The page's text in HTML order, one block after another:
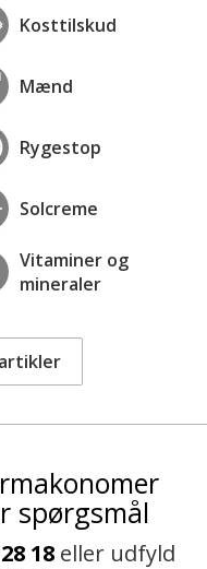
Kosttilskud
Mænd
Rygestop
Solcreme
Vitaminer og
mineraler
spørgsmål
18eller udfyld